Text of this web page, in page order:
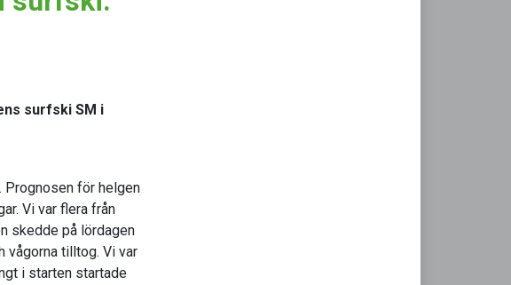
surfski SM i
Prognosen för helgen
Vi var flera från
skedde på lördagen
vågorna tilltog. Vi var
i starten startade